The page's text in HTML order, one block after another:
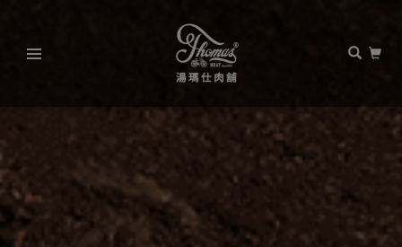
湯
仕
肉
舖